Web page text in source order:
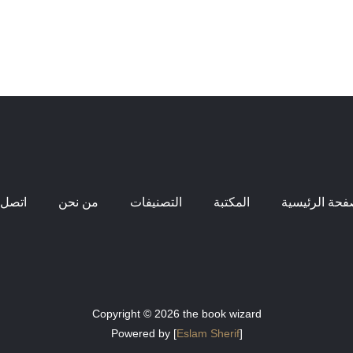
الرئيسية المكتبة التصنيفات من نحن اتصل
Copyright © 2026 the book wizard
Powered by [Eslam Sherif]